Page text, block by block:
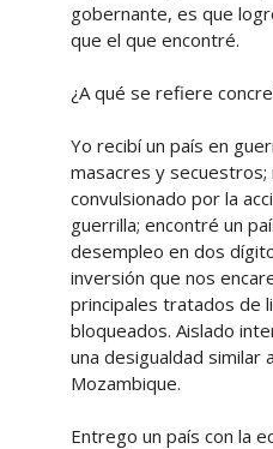
gobernante, es que
que el que encontré.
¿A qué se refiere
Yo recibí un país en
masacres y secuestros;
convulsionado por la
guerrilla; encontré un
desempleo en dos
inversión que nos
principales tratados de
bloqueados. Aislado
una desigualdad similar
Mozambique.
Entrego un país con la